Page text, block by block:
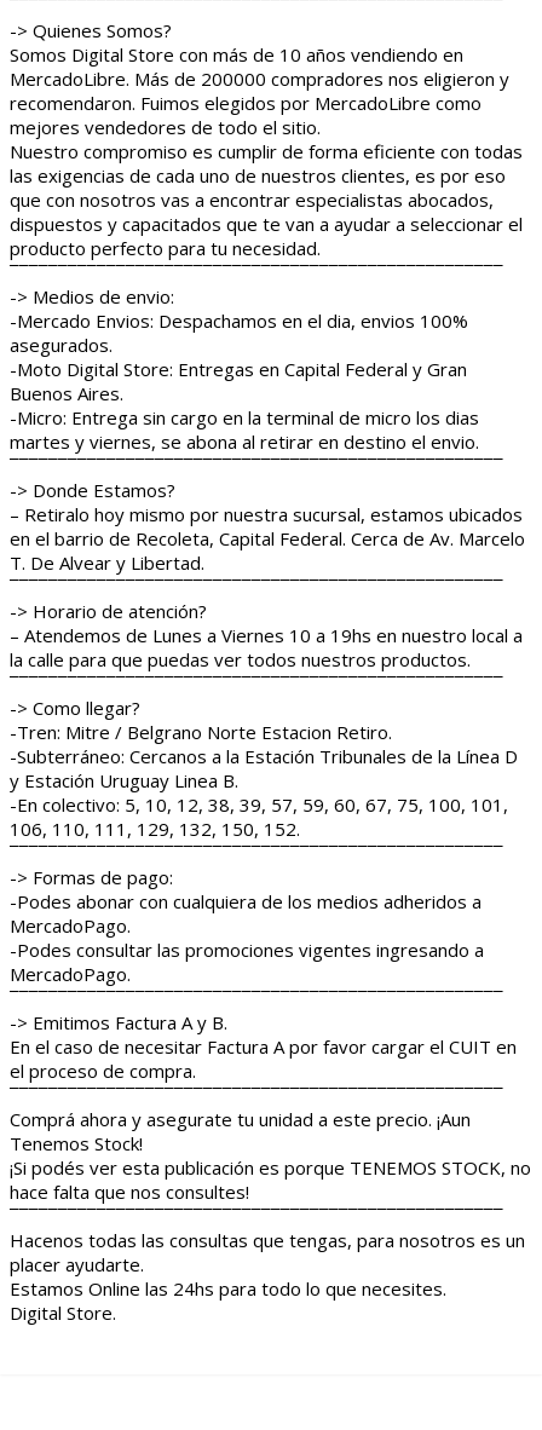
¯¯¯¯¯¯¯¯¯¯¯¯¯¯¯¯¯¯¯¯¯¯¯¯¯¯¯¯¯¯¯¯¯¯¯¯¯¯¯¯¯¯¯¯¯¯¯¯¯¯¯
-> Quienes Somos?
Somos Digital Store con más de 10 años vendiendo en
MercadoLibre. Más de 200000 compradores nos eligieron y
recomendaron. Fuimos elegidos por MercadoLibre como
mejores vendedores de todo el sitio.
Nuestro compromiso es cumplir de forma eficiente con todas
las exigencias de cada uno de nuestros clientes, es por eso
que con nosotros vas a encontrar especialistas abocados,
dispuestos y capacitados que te van a ayudar a seleccionar el
producto perfecto para tu necesidad.
¯¯¯¯¯¯¯¯¯¯¯¯¯¯¯¯¯¯¯¯¯¯¯¯¯¯¯¯¯¯¯¯¯¯¯¯¯¯¯¯¯¯¯¯¯¯¯¯¯¯¯
-> Medios de envio:
-Mercado Envios: Despachamos en el dia, envios 100%
asegurados.
-Moto Digital Store: Entregas en Capital Federal y Gran
Buenos Aires.
-Micro: Entrega sin cargo en la terminal de micro los dias
martes y viernes, se abona al retirar en destino el envio.
¯¯¯¯¯¯¯¯¯¯¯¯¯¯¯¯¯¯¯¯¯¯¯¯¯¯¯¯¯¯¯¯¯¯¯¯¯¯¯¯¯¯¯¯¯¯¯¯¯¯¯
-> Donde Estamos?
– Retiralo hoy mismo por nuestra sucursal, estamos ubicados
en el barrio de Recoleta, Capital Federal. Cerca de Av. Marcelo
T. De Alvear y Libertad.
¯¯¯¯¯¯¯¯¯¯¯¯¯¯¯¯¯¯¯¯¯¯¯¯¯¯¯¯¯¯¯¯¯¯¯¯¯¯¯¯¯¯¯¯¯¯¯¯¯¯¯
-> Horario de atención?
– Atendemos de Lunes a Viernes 10 a 19hs en nuestro local a
la calle para que puedas ver todos nuestros productos.
¯¯¯¯¯¯¯¯¯¯¯¯¯¯¯¯¯¯¯¯¯¯¯¯¯¯¯¯¯¯¯¯¯¯¯¯¯¯¯¯¯¯¯¯¯¯¯¯¯¯¯
-> Como llegar?
-Tren: Mitre / Belgrano Norte Estacion Retiro.
-Subterráneo: Cercanos a la Estación Tribunales de la Línea D
y Estación Uruguay Linea B.
-En colectivo: 5, 10, 12, 38, 39, 57, 59, 60, 67, 75, 100, 101,
106, 110, 111, 129, 132, 150, 152.
¯¯¯¯¯¯¯¯¯¯¯¯¯¯¯¯¯¯¯¯¯¯¯¯¯¯¯¯¯¯¯¯¯¯¯¯¯¯¯¯¯¯¯¯¯¯¯¯¯¯¯
-> Formas de pago:
-Podes abonar con cualquiera de los medios adheridos a
MercadoPago.
-Podes consultar las promociones vigentes ingresando a
MercadoPago.
¯¯¯¯¯¯¯¯¯¯¯¯¯¯¯¯¯¯¯¯¯¯¯¯¯¯¯¯¯¯¯¯¯¯¯¯¯¯¯¯¯¯¯¯¯¯¯¯¯¯¯
-> Emitimos Factura A y B.
En el caso de necesitar Factura A por favor cargar el CUIT en
el proceso de compra.
¯¯¯¯¯¯¯¯¯¯¯¯¯¯¯¯¯¯¯¯¯¯¯¯¯¯¯¯¯¯¯¯¯¯¯¯¯¯¯¯¯¯¯¯¯¯¯¯¯¯¯
Comprá ahora y asegurate tu unidad a este precio. ¡Aun
Tenemos Stock!
¡Si podés ver esta publicación es porque TENEMOS STOCK, no
hace falta que nos consultes!
¯¯¯¯¯¯¯¯¯¯¯¯¯¯¯¯¯¯¯¯¯¯¯¯¯¯¯¯¯¯¯¯¯¯¯¯¯¯¯¯¯¯¯¯¯¯¯¯¯¯¯
Hacenos todas las consultas que tengas, para nosotros es un
placer ayudarte.
Estamos Online las 24hs para todo lo que necesites.
Digital Store.